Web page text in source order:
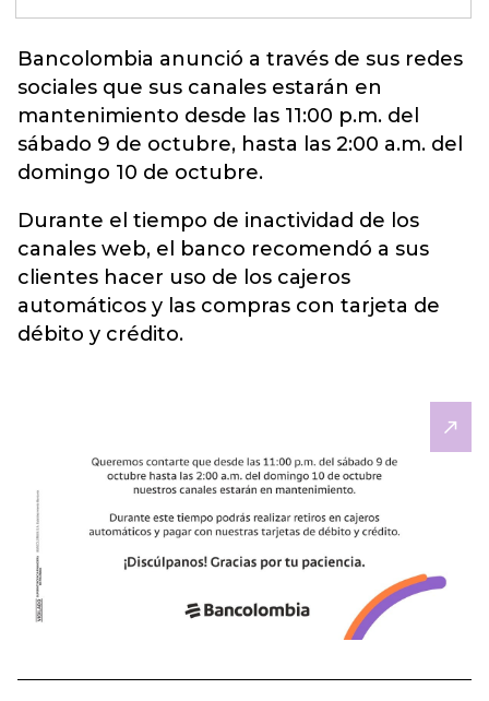
Bancolombia anunció a través de sus redes
sociales que sus canales estarán en
mantenimiento desde las 11:00 p.m. del
sábado 9 de octubre, hasta las 2:00 a.m. del
domingo 10 de octubre.
Durante el tiempo de inactividad de los
canales web, el banco recomendó a sus
clientes hacer uso de los cajeros
automáticos y las compras con tarjeta de
débito y crédito.